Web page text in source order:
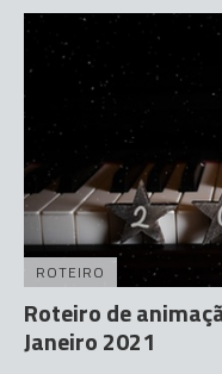
ROTEIRO
Roteiro de
Janeiro 2021